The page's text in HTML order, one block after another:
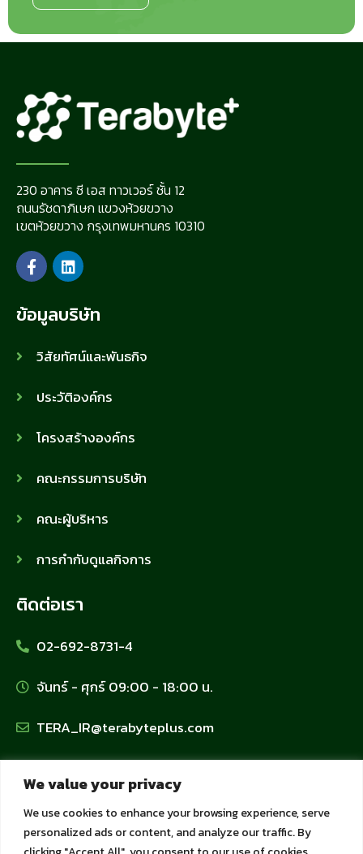
We value your privacy
We use cookies to enhance your browsing experience, serve
personalized ads or content, and analyze our traffic. By
230 อาคาร ซี เอส ทาวเวอร์ ชั้น 12
ถนนรัชดาภิเษก แขวงห้วยขวาง
เขตห้วยขวาง กรุงเทพมหานคร 10310
ข้อมูลบริษัท
วิสัยทัศน์และพันธกิจ
ประวัติองค์กร
โครงสร้างองค์กร
คณะกรรมการบริษัท
คณะผู้บริหาร
การกำกับดูแลกิจการ
ติดต่อเรา
02-692-8731-4
จันทร์ - ศุกร์ 09:00 - 18:00 น.
TERA_IR@terabyteplus.com
นโยบายข้อมูลส่วนบุคคล
นโยบายคุ้มครองข้อมูลส่วนบุคคล